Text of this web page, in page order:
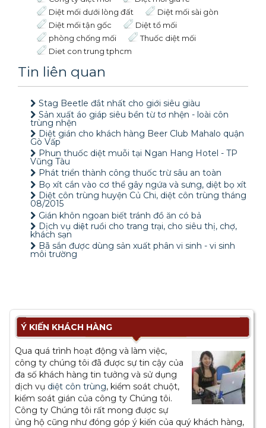
Diệt mối dưới lòng đất
Diệt mối sài gòn
Diệt mối tận gốc
Diệt tổ mối
phòng chống mối
Thuốc diệt mối
Diet con trung tphcm
Tin liên quan
Stag Beetle đắt nhất cho giới siêu giàu
Sản xuất áo giáp siêu bền từ tơ nhện - loài côn
trùng nhện
Diệt gián cho khách hàng Beer Club Mahalo quận
Gò Vấp
Phun thuốc diệt muỗi tại Ngan Hang Hotel - TP
Vũng Tàu
Phát triển thành công thuốc trừ sâu an toàn
Bọ xít cắn vào cơ thể gây ngứa và sưng, diệt bọ xít
Diệt côn trùng huyện Củ Chi, diệt côn trùng tháng
08/2015
Gián khôn ngoan biết tránh đồ ăn có bả
Dịch vụ diệt ruồi cho trang trại, cho siêu thị, chợ,
khách sạn
Bã sắn được dùng sản xuất phân vi sinh - vi sinh
môi trường
Ý KIẾN KHÁCH HÀNG
Qua quá trình hoạt động và làm việc,
công ty chúng tôi đã được sự tin cậy của
đa số khách hàng tin tưởng và sử dụng
dịch vụ diệt côn trùng, kiểm soát chuột,
kiểm soát gián của công ty Chúng tôi.
Công ty Chúng tôi rất mong được sự
ủng hộ cũng như đóng góp ý kiến của quý khách hàng,